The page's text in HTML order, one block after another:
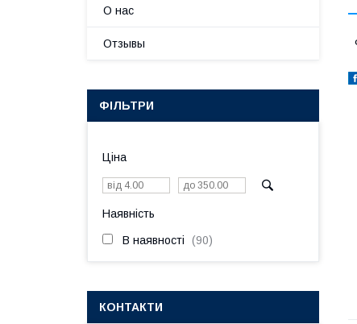
О нас
Отзывы
ФІЛЬТРИ
Ціна
Наявність
В наявності 90
КОНТАКТИ